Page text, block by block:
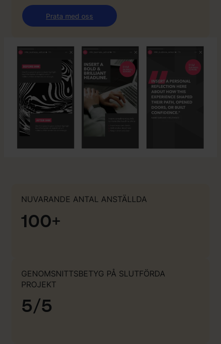
Prata med oss
NUVARANDE ANTAL ANSTÄLLDA
100+
GENOMSNITTSBETYG PÅ SLUTFÖRDA
PROJEKT
5/5